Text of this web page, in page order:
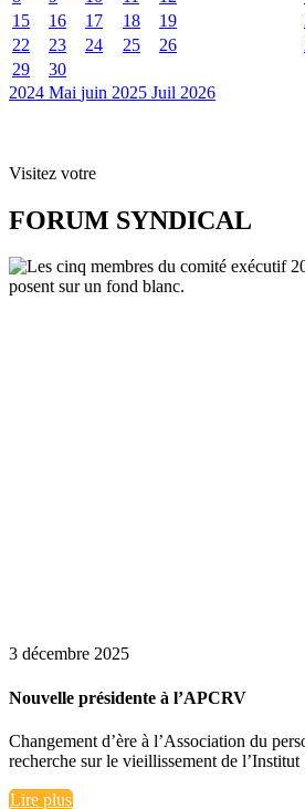
15
16 17 18 19
22
23 24 25 26
29
30
2024 Mai juin 2025 Juil 2026
Visitez votre
FORUM SYNDICAL
3 décembre 2025
Nouvelle présidente à l’APCRV
Changement d’ère à l’Association du
recherche sur le vieillissement de
Lire plus